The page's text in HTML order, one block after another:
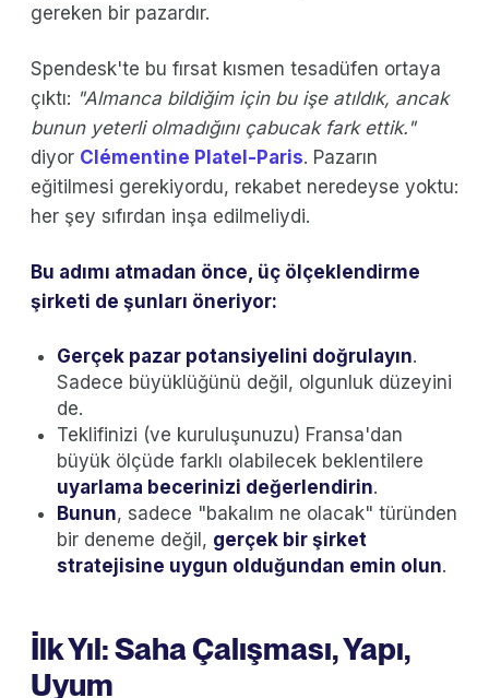
gereken bir pazardır.
Spendesk'te bu fırsat kısmen tesadüfen ortaya
çıktı: "Almanca bildiğim için bu işe atıldık, ancak
bunun yeterli olmadığını çabucak fark ettik."
diyor Clémentine Platel-Paris. Pazarın
eğitilmesi gerekiyordu, rekabet neredeyse yoktu:
her şey sıfırdan inşa edilmeliydi.
Bu adımı atmadan önce, üç ölçeklendirme
şirketi de şunları öneriyor:
Gerçek pazar potansiyelini doğrulayın.
Sadece büyüklüğünü değil, olgunluk düzeyini
de.
Teklifinizi (ve kuruluşunuzu) Fransa'dan
büyük ölçüde farklı olabilecek beklentilere
uyarlama becerinizi değerlendirin.
Bunun, sadece "bakalım ne olacak" türünden
bir deneme değil, gerçek bir şirket
stratejisine uygun olduğundan emin olun.
İlk Yıl: Saha Çalışması, Yapı,
Uyum